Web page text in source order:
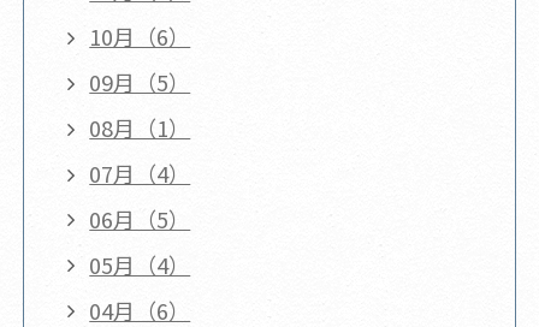
10月（6）
09月（5）
08月（1）
07月（4）
06月（5）
05月（4）
04月（6）